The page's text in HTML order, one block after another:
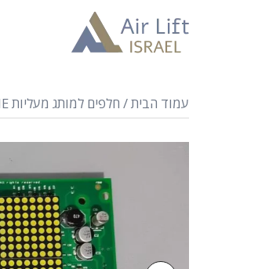
עמוד הבית/ חלפים למותג מעליות KONE